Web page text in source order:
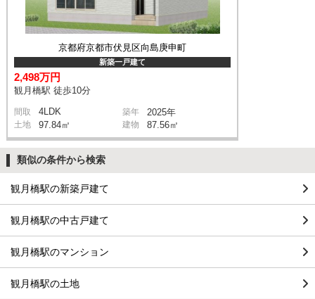
京都府京都市伏見区向島庚申町
新築一戸建て
2,498万円
観月橋駅 徒歩10分
間取 4LDK 築年 2025年
土地 97.84㎡ 建物 87.56㎡
類似の条件から検索
観月橋駅の新築戸建て
観月橋駅の中古戸建て
観月橋駅のマンション
観月橋駅の土地